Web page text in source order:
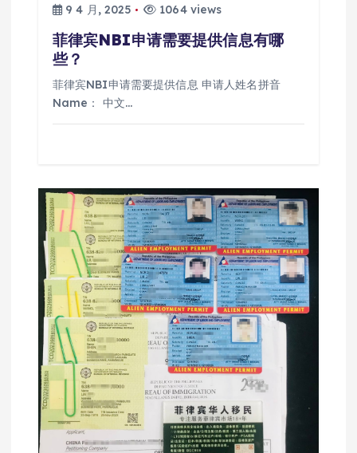
9 4 月, 2025
1064 views
菲律宾NBI申请需要提供信息有哪
些？
菲律宾NBI申请需要提供信息 申请人姓名拼音
Name： 中文…